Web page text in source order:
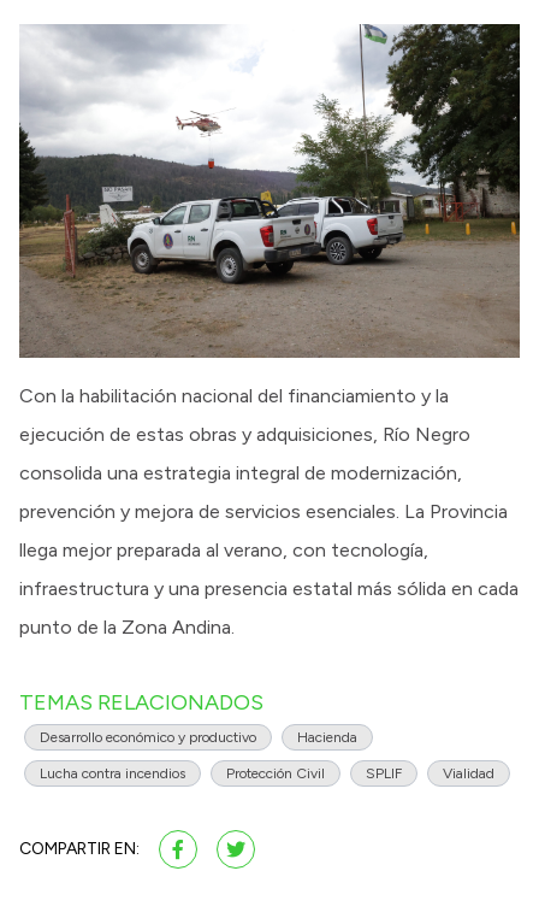
Con la habilitación nacional del financiamiento y la
ejecución de estas obras y adquisiciones, Río Negro
consolida una estrategia integral de modernización,
prevención y mejora de servicios esenciales. La Provincia
llega mejor preparada al verano, con tecnología,
infraestructura y una presencia estatal más sólida en cada
punto de la Zona Andina.
TEMAS RELACIONADOS
Desarrollo económico y productivo Hacienda
Lucha contra incendios Protección Civil SPLIF Vialidad
COMPARTIR EN: